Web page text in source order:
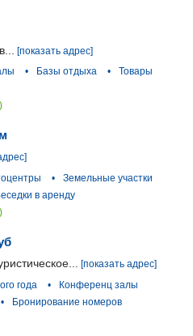
[показать адрес]
• Базы отдыха •
Товары
•
Земельные участки
в аренду
[показать адрес]
года •
Конференц залы
•
Бронирование номеров